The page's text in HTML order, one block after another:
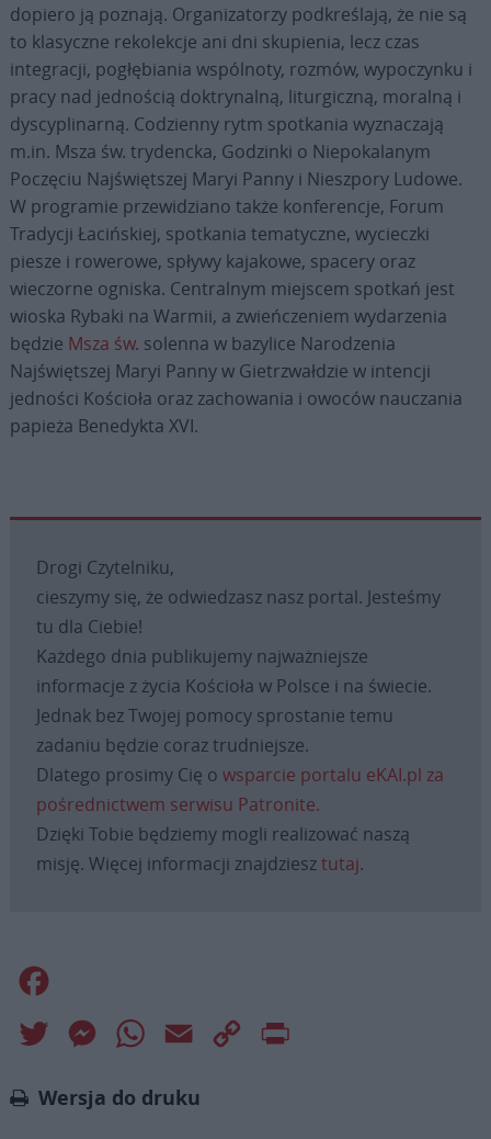
dopiero ją poznają. Organizatorzy podkreślają, że nie są
to klasyczne rekolekcje ani dni skupienia, lecz czas
integracji, pogłębiania wspólnoty, rozmów, wypoczynku i
pracy nad jednością doktrynalną, liturgiczną, moralną i
dyscyplinarną. Codzienny rytm spotkania wyznaczają
m.in. Msza św. trydencka, Godzinki o Niepokalanym
Poczęciu Najświętszej Maryi Panny i Nieszpory Ludowe.
W programie przewidziano także konferencje, Forum
Tradycji Łacińskiej, spotkania tematyczne, wycieczki
piesze i rowerowe, spływy kajakowe, spacery oraz
wieczorne ogniska. Centralnym miejscem spotkań jest
wioska Rybaki na Warmii, a zwieńczeniem wydarzenia
będzie Msza św. solenna w bazylice Narodzenia
Najświętszej Maryi Panny w Gietrzwałdzie w intencji
jedności Kościoła oraz zachowania i owoców nauczania
papieża Benedykta XVI.
Drogi Czytelniku,
cieszymy się, że odwiedzasz nasz portal. Jesteśmy
tu dla Ciebie!
Każdego dnia publikujemy najważniejsze
informacje z życia Kościoła w Polsce i na świecie.
Jednak bez Twojej pomocy sprostanie temu
zadaniu będzie coraz trudniejsze.
Dlatego prosimy Cię o wsparcie portalu eKAI.pl za
pośrednictwem serwisu Patronite.
Dzięki Tobie będziemy mogli realizować naszą
misję. Więcej informacji znajdziesztutaj.
Twitter MessengerWhatsApp
Email
Copy
Wersja do druku